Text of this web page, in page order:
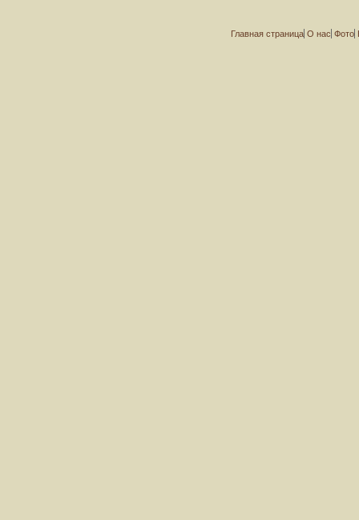
Главная страница О нас Фото